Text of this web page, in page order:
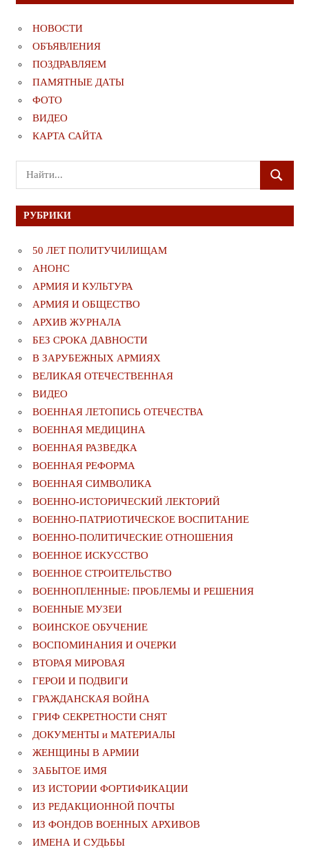
НОВОСТИ
ОБЪЯВЛЕНИЯ
ПОЗДРАВЛЯЕМ
ПАМЯТНЫЕ ДАТЫ
ФОТО
ВИДЕО
КАРТА САЙТА
Поиск
для:
ПОИСК
РУБРИКИ
50 ЛЕТ ПОЛИТУЧИЛИЩАМ
АНОНС
АРМИЯ И КУЛЬТУРА
АРМИЯ И ОБЩЕСТВО
АРХИВ ЖУРНАЛА
БЕЗ СРОКА ДАВНОСТИ
В ЗАРУБЕЖНЫХ АРМИЯХ
ВЕЛИКАЯ ОТЕЧЕСТВЕННАЯ
ВИДЕО
ВОЕННАЯ ЛЕТОПИСЬ ОТЕЧЕСТВА
ВОЕННАЯ МЕДИЦИНА
ВОЕННАЯ РАЗВЕДКА
ВОЕННАЯ РЕФОРМА
ВОЕННАЯ СИМВОЛИКА
ВОЕННО-ИСТОРИЧЕСКИЙ ЛЕКТОРИЙ
ВОЕННО-ПАТРИОТИЧЕСКОЕ ВОСПИТАНИЕ
ВОЕННО-ПОЛИТИЧЕСКИE ОТНОШЕНИЯ
ВОЕННОЕ ИСКУССТВО
ВОЕННОЕ СТРОИТЕЛЬСТВО
ВОЕННОПЛЕННЫЕ: ПРОБЛЕМЫ И РЕШЕНИЯ
ВОЕННЫЕ МУЗЕИ
ВОИНСКОЕ ОБУЧЕНИЕ
ВОСПОМИНАНИЯ И ОЧЕРКИ
ВТОРАЯ МИРОВАЯ
ГЕРОИ И ПОДВИГИ
ГРАЖДАНСКАЯ ВОЙНА
ГРИФ СЕКРЕТНОСТИ СНЯТ
ДОКУМЕНТЫ и МАТЕРИАЛЫ
ЖЕНЩИНЫ В АРМИИ
ЗАБЫТОЕ ИМЯ
ИЗ ИСТОРИИ ФОРТИФИКАЦИИ
ИЗ РЕДАКЦИОННОЙ ПОЧТЫ
ИЗ ФОНДОВ ВОЕННЫХ АРХИВОВ
ИМЕНА И СУДЬБЫ